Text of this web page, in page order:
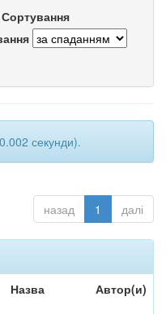
Сортування
секунди).
назад 1 далі
Назва Автор(и)